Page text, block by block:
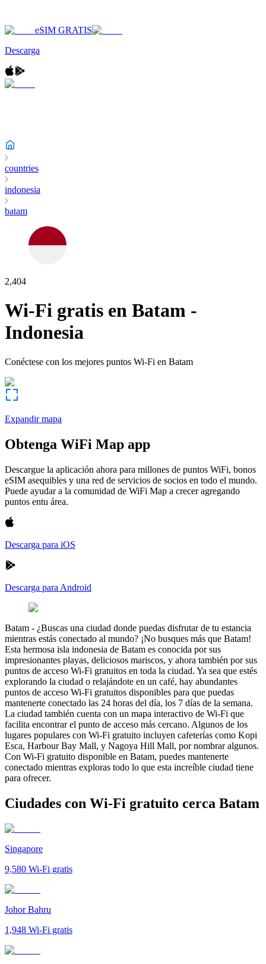
eSIM GRATIS
Descarga
countries
indonesia
batam
2,404
Wi-Fi gratis en Batam -
Indonesia
Conéctese con los mejores puntos Wi-Fi en Batam
Expandir mapa
Obtenga WiFi Map app
Descargue la aplicación ahora para millones de puntos WiFi, bonos
eSIM asequibles y una red de servicios de socios en todo el mundo.
Puede ayudar a la comunidad de WiFi Map a crecer agregando
puntos entu área.
Descarga para iOS
Descarga para Android
Batam - ¿Buscas una ciudad donde puedas disfrutar de tu estancia
mientras estás conectado al mundo? ¡No busques más que Batam!
Esta hermosa isla indonesia de Batam es conocida por sus
impresionantes playas, deliciosos mariscos, y ahora también por sus
puntos de acceso Wi-Fi gratuitos en toda la ciudad. Ya sea que estés
explorando la ciudad o relajándote en un café, hay abundantes
puntos de acceso Wi-Fi gratuitos disponibles para que puedas
mantenerte conectado las 24 horas del día, los 7 días de la semana.
La ciudad también cuenta con un mapa interactivo de Wi-Fi que
facilita encontrar el punto de acceso más cercano. Algunos de los
lugares populares con Wi-Fi gratuito incluyen cafeterías como Kopi
Esca, Harbour Bay Mall, y Nagoya Hill Mall, por nombrar algunos.
Con Wi-Fi gratuito disponible en Batam, puedes mantenerte
conectado mientras exploras todo lo que esta increíble ciudad tiene
para ofrecer.
Ciudades con Wi-Fi gratuito cerca Batam
Singapore
9,580 Wi-Fi gratis
Johor Bahru
1,948 Wi-Fi gratis